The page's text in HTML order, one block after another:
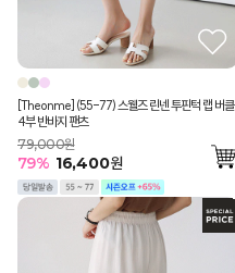
[Theonme] (55-77) 스웰즈 린넨 투핀턱 랩 버클
4부 반바지 팬츠
79,000원
79% 16,400원